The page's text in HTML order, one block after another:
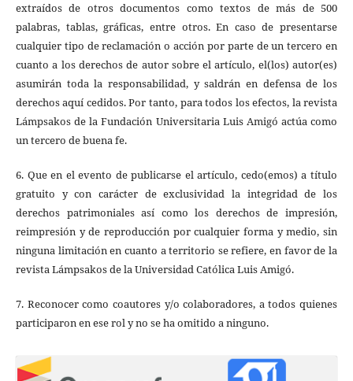
extraídos de otros documentos como textos de más de 500
palabras, tablas, gráficas, entre otros. En caso de presentarse
cualquier tipo de reclamación o acción por parte de un tercero en
cuanto a los derechos de autor sobre el artículo, el(los) autor(es)
asumirán toda la responsabilidad, y saldrán en defensa de los
derechos aquí cedidos. Por tanto, para todos los efectos, la revista
Lámpsakos de la Fundación Universitaria Luis Amigó actúa como
un tercero de buena fe.
6. Que en el evento de publicarse el artículo, cedo(emos) a título
gratuito y con carácter de exclusividad la integridad de los
derechos patrimoniales así como los derechos de impresión,
reimpresión y de reproducción por cualquier forma y medio, sin
ninguna limitación en cuanto a territorio se refiere, en favor de la
revista Lámpsakos de la Universidad Católica Luis Amigó.
7. Reconocer como coautores y/o colaboradores, a todos quienes
participaron en ese rol y no se ha omitido a ninguno.